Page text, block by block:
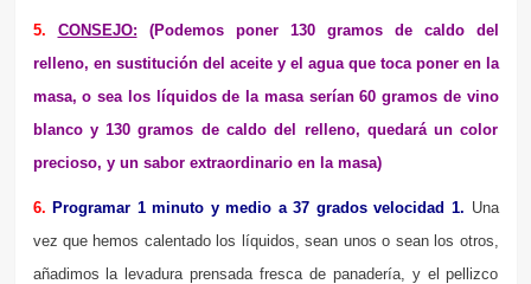
5. CONSEJO:
(Podemos poner 130 gramos de caldo del
relleno, en sustitución del aceite y el agua que toca poner en la
masa, o sea los líquidos de la masa serían 60 gramos de vino
blanco y 130 gramos de caldo del relleno, quedará un color
precioso, y un sabor extraordinario en la masa)
6. Programar 1 minuto y medio a 37 grados velocidad 1. Una
vez que hemos calentado los líquidos, sean unos o sean los otros,
añadimos la levadura prensada fresca de panadería, y el pellizco